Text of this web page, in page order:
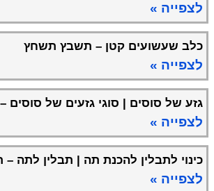
לצפייה »
כלב שעשועים קטן – תשבץ תשחץ
לצפייה »
גזע של סוסים | סוגי גזעים של
לצפייה »
כינוי לתבלין להכנת תה | תבלין לתה
לצפייה »